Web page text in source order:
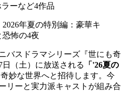
ーなど4作品
2026年夏の特別編：豪華キ
恐怖の4夜
バスドラマシリーズ『世にも奇
日（土）に放送される
「'26夏の
妙な世界へと招待します。今
リーと実力派キャストが組み合